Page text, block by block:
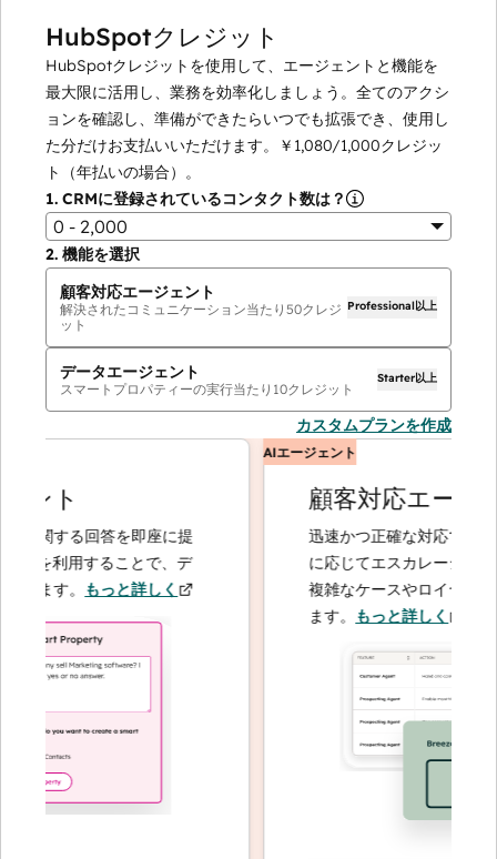
HubSpotクレジット
HubSpotクレジットを使用して、エージェントと機能を
最大限に活用し、業務を効率化しましょう。全てのアクシ
ョンを確認し、準備ができたらいつでも拡張でき、使用し
た分だけお支払いいただけます。
￥1,080/1,000クレジッ
ト（年払いの場合）。
1. CRMに登録されているコンタクト数は？
0 - 2,000
2. 機能を選択
顧客対応エージェント
解決されたコミュニケーション当たり 50クレジ
ット
Professional以上
データエージェント
スマートプロパティーの実行当たり 10クレジット
Starter以上
カスタムプランを作成
ト
する回答を即座に提
利用することで、デ
す。もっと詳しく
AIエージェント
顧客対応エージェ
迅速かつ正確な対応で問い合
に応じてエスカレーションす
複雑なケースやロイヤルティ
ます。もっと詳しく